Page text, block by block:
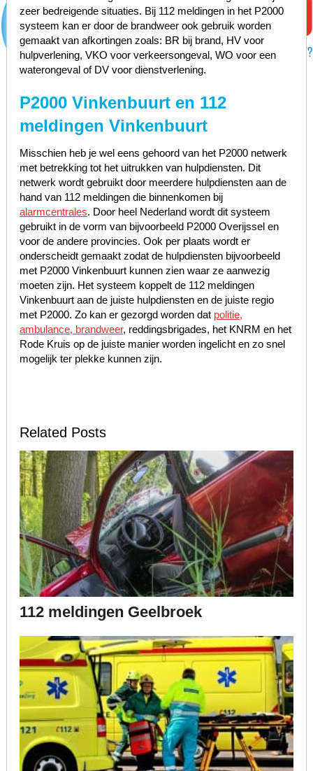
zeer bedreigende situaties. Bij 112 meldingen in het P2000
systeem kan er door de brandweer ook gebruik worden
gemaakt van afkortingen zoals: BR bij brand, HV voor
hulpverlening, VKO voor verkeersongeval, WO voor een
waterongeval of DV voor dienstverlening.
P2000 Vinkenbuurt en 112
meldingen Vinkenbuurt
Misschien heb je wel eens gehoord van het P2000 netwerk
met betrekking tot het uitrukken van hulpdiensten. Dit
netwerk wordt gebruikt door meerdere hulpdiensten aan de
hand van 112 meldingen die binnenkomen bij
alarmcentrales. Door heel Nederland wordt dit systeem
gebruikt in de vorm van bijvoorbeeld P2000 Overijssel en
voor de andere provincies. Ook per plaats wordt er
onderscheidt gemaakt zodat de hulpdiensten bijvoorbeeld
met P2000 Vinkenbuurt kunnen zien waar ze aanwezig
moeten zijn. Het systeem koppelt de 112 meldingen
Vinkenbuurt aan de juiste hulpdiensten en de juiste regio
met P2000. Zo kan er gezorgd worden dat politie,
ambulance, brandweer, reddingsbrigades, het KNRM en het
Rode Kruis op de juiste manier worden ingelicht en zo snel
mogelijk ter plekke kunnen zijn.
Related Posts
112 meldingen Geelbroek